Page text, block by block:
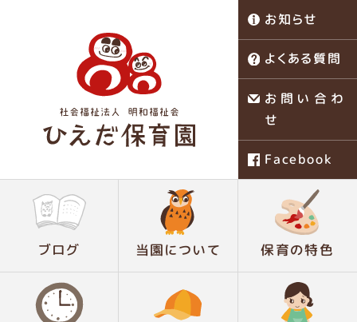
稗田保育園
お知らせ
よくある質問
お問い合わ
せ
Facebook
ブログ 当園について 保育の特色